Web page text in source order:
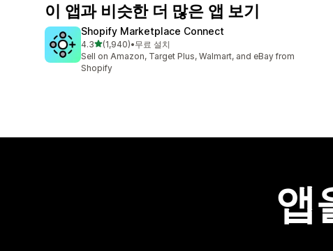
이 앱과 비슷한 더 많은 앱 보기
Shopify Marketplace Connect
4.3별 5개 중
(1,940)
총 리뷰 1940개
•무료 설치
Sell on Amazon, Target Plus, Walmart, and eBay from
Shopify
앱